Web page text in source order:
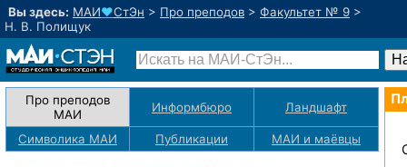
Вы здесь: МАИ♥СтЭн > Про преподов > Факультет № 9 >
Н. В. Полищук
Про преподов
МАИ
Информбюро Ландшафт
Символика МАИ Публикации МАИ и маёвцы